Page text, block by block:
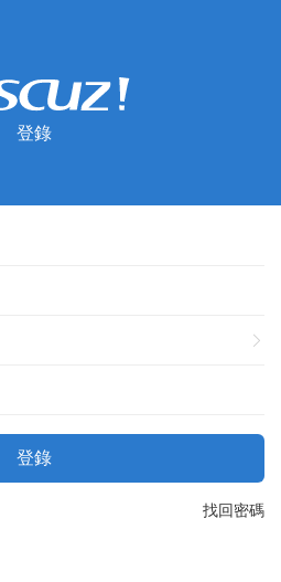
登錄
登錄
找回密碼